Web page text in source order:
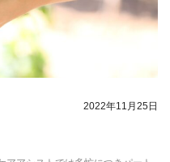
2022年11月25日